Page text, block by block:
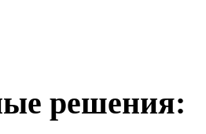
решения: